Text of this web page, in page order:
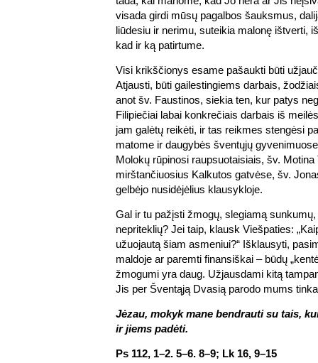
visada girdi mūsų pagalbos šauksmus,
liūdesiu ir nerimu, suteikia malonę ištverti,
kad ir ką patirtume.
Visi krikščionys esame pašaukti būti
Atjausti, būti gailestingiems darbais,
anot šv. Faustinos, siekia ten, kur patys
Filipiečiai labai konkrečiais darbais iš
jam galėtų reikėti, ir tas reikmes stengėsi
matome ir daugybės šventųjų
Molokų rūpinosi raupsuotaisiais, šv. Motina
mirštančiuosius Kalkutos gatvėse, šv.
gelbėjo nusidėjėlius klausykloje.
Gal ir tu pažįsti žmogų, slegiamą
nepriteklių? Jei taip, klausk Viešpaties:
užuojautą šiam asmeniui?“ Išklausyti,
maldoje ar paremti finansiškai – būdų
žmogumi yra daug. Užjausdami kitą
Jis per Šventąją Dvasią parodo mums
Jėzau, mokyk mane bendrauti su tais,
ir jiems padėti.
Ps 112, 1–2. 5–6. 8–9; Lk 16, 9–15